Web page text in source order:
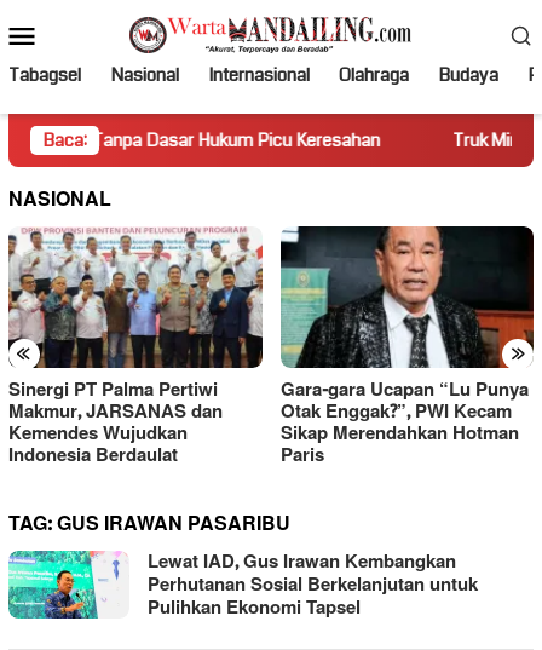
ke
kontenMobile
Tabagsel Nasional Internasional Olahraga Budaya
Baca:
Dasar Hukum Picu Keresahan Truk Miring Hambat
NASIONAL
« »
Sinergi PT Palma Pertiwi
Makmur, JARSANAS dan
Kemendes Wujudkan
Indonesia Berdaulat
Gara-gara Ucapan “Lu Punya
Otak Enggak?”, PWI Kecam
Sikap Merendahkan Hotman
Paris
TAG:GUS IRAWAN PASARIBU
Lewat IAD, Gus Irawan Kembangkan
Perhutanan Sosial Berkelanjutan untuk
Pulihkan Ekonomi Tapsel